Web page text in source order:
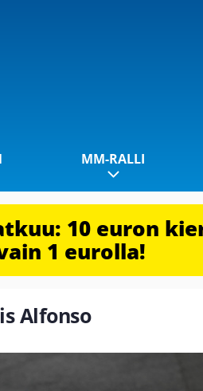
MM-RALLI
10 euron
1 eurolla!
Alfonso